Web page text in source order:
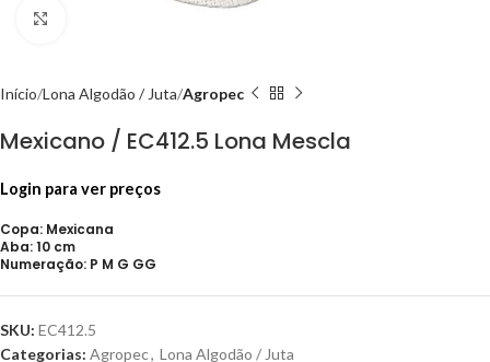
Início Lona Algodão / Juta Agropec
Mexicano / EC412.5 Lona Mescla
Login para ver preços
Copa: Mexicana
Aba: 10 cm
Numeração: P M G GG
SKU: EC412.5
Categorias: Agropec, Lona Algodão / Juta